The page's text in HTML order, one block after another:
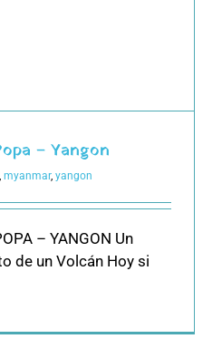
– Yangon
, myanmar, yangon
– YANGON Un
de un Volcán Hoy si